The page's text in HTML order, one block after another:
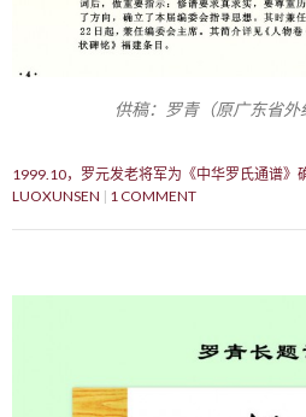
供稿：罗青（原广东省
1999.10，罗元发老将军为《中华罗氏通谱》
LUOXUNSEN
1 COMMENT